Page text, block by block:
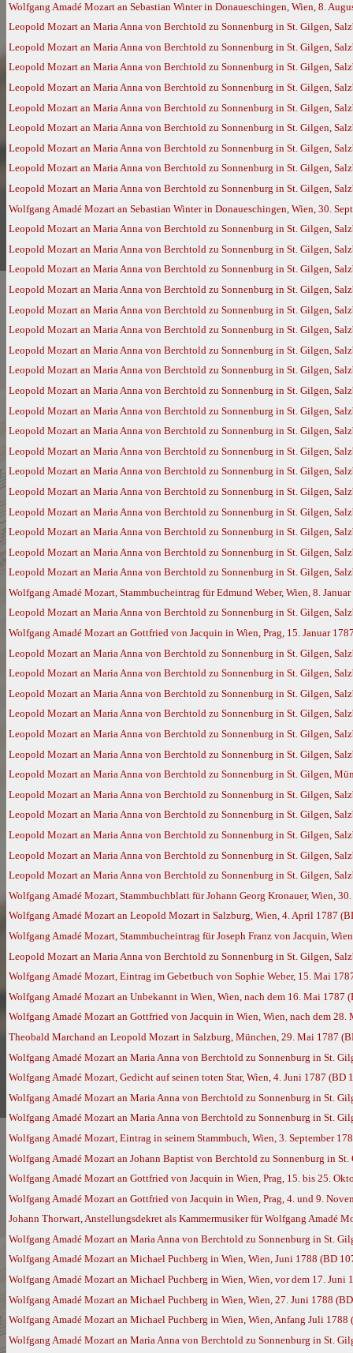
Wolfgang Amadé Mozart an Sebastian Winter in Donaueschingen, Wien, 8.
Leopold Mozart an Maria Anna von Berchtold zu Sonnenburg in St. Gilgen,
Leopold Mozart an Maria Anna von Berchtold zu Sonnenburg in St. Gilgen,
Leopold Mozart an Maria Anna von Berchtold zu Sonnenburg in St. Gilgen,
Leopold Mozart an Maria Anna von Berchtold zu Sonnenburg in St. Gilgen,
Leopold Mozart an Maria Anna von Berchtold zu Sonnenburg in St. Gilgen,
Leopold Mozart an Maria Anna von Berchtold zu Sonnenburg in St. Gilgen,
Leopold Mozart an Maria Anna von Berchtold zu Sonnenburg in St. Gilgen,
Leopold Mozart an Maria Anna von Berchtold zu Sonnenburg in St. Gilgen,
Leopold Mozart an Maria Anna von Berchtold zu Sonnenburg in St. Gilgen,
Wolfgang Amadé Mozart an Sebastian Winter in Donaueschingen, Wien, 30.
Leopold Mozart an Maria Anna von Berchtold zu Sonnenburg in St. Gilgen,
Leopold Mozart an Maria Anna von Berchtold zu Sonnenburg in St. Gilgen,
Leopold Mozart an Maria Anna von Berchtold zu Sonnenburg in St. Gilgen,
Leopold Mozart an Maria Anna von Berchtold zu Sonnenburg in St. Gilgen,
Leopold Mozart an Maria Anna von Berchtold zu Sonnenburg in St. Gilgen,
Leopold Mozart an Maria Anna von Berchtold zu Sonnenburg in St. Gilgen,
Leopold Mozart an Maria Anna von Berchtold zu Sonnenburg in St. Gilgen,
Leopold Mozart an Maria Anna von Berchtold zu Sonnenburg in St. Gilgen,
Leopold Mozart an Maria Anna von Berchtold zu Sonnenburg in St. Gilgen,
Leopold Mozart an Maria Anna von Berchtold zu Sonnenburg in St. Gilgen,
Leopold Mozart an Maria Anna von Berchtold zu Sonnenburg in St. Gilgen,
Leopold Mozart an Maria Anna von Berchtold zu Sonnenburg in St. Gilgen,
Leopold Mozart an Maria Anna von Berchtold zu Sonnenburg in St. Gilgen,
Leopold Mozart an Maria Anna von Berchtold zu Sonnenburg in St. Gilgen,
Leopold Mozart an Maria Anna von Berchtold zu Sonnenburg in St. Gilgen,
Leopold Mozart an Maria Anna von Berchtold zu Sonnenburg in St. Gilgen,
Leopold Mozart an Maria Anna von Berchtold zu Sonnenburg in St. Gilgen,
Leopold Mozart an Maria Anna von Berchtold zu Sonnenburg in St. Gilgen,
Wolfgang Amadé Mozart, Stammbucheintrag für Edmund Weber, Wien, 8.
Leopold Mozart an Maria Anna von Berchtold zu Sonnenburg in St. Gilgen,
Wolfgang Amadé Mozart an Gottfried von Jacquin in Wien, Prag, 15. Januar
Leopold Mozart an Maria Anna von Berchtold zu Sonnenburg in St. Gilgen,
Leopold Mozart an Maria Anna von Berchtold zu Sonnenburg in St. Gilgen,
Leopold Mozart an Maria Anna von Berchtold zu Sonnenburg in St. Gilgen,
Leopold Mozart an Maria Anna von Berchtold zu Sonnenburg in St. Gilgen,
Leopold Mozart an Maria Anna von Berchtold zu Sonnenburg in St. Gilgen,
Leopold Mozart an Maria Anna von Berchtold zu Sonnenburg in St. Gilgen,
Leopold Mozart an Maria Anna von Berchtold zu Sonnenburg in St. Gilgen,
Leopold Mozart an Maria Anna von Berchtold zu Sonnenburg in St. Gilgen,
Leopold Mozart an Maria Anna von Berchtold zu Sonnenburg in St. Gilgen,
Leopold Mozart an Maria Anna von Berchtold zu Sonnenburg in St. Gilgen,
Leopold Mozart an Maria Anna von Berchtold zu Sonnenburg in St. Gilgen,
Leopold Mozart an Maria Anna von Berchtold zu Sonnenburg in St. Gilgen,
Wolfgang Amadé Mozart, Stammbuchblatt für Johann Georg Kronauer, Wien,
Wolfgang Amadé Mozart an Leopold Mozart in Salzburg, Wien, 4. April 1787
Wolfgang Amadé Mozart, Stammbucheintrag für Joseph Franz von Jacquin,
Leopold Mozart an Maria Anna von Berchtold zu Sonnenburg in St. Gilgen,
Wolfgang Amadé Mozart, Eintrag im Gebetbuch von Sophie Weber, 15. Mai
Wolfgang Amadé Mozart an Unbekannt in Wien, Wien, nach dem 16. Mai 1787
Wolfgang Amadé Mozart an Gottfried von Jacquin in Wien, Wien, nach dem 28.
Theobald Marchand an Leopold Mozart in Salzburg, München, 29. Mai 1787
Wolfgang Amadé Mozart an Maria Anna von Berchtold zu Sonnenburg in St.
Wolfgang Amadé Mozart, Gedicht auf seinen toten Star, Wien, 4. Juni 1787 (BD
Wolfgang Amadé Mozart an Maria Anna von Berchtold zu Sonnenburg in St.
Wolfgang Amadé Mozart an Maria Anna von Berchtold zu Sonnenburg in St.
Wolfgang Amadé Mozart, Eintrag in seinem Stammbuch, Wien, 3. September
Wolfgang Amadé Mozart an Johann Baptist von Berchtold zu Sonnenburg in
Wolfgang Amadé Mozart an Gottfried von Jacquin in Wien, Prag, 15. bis 25.
Wolfgang Amadé Mozart an Gottfried von Jacquin in Wien, Prag, 4. und 9.
Johann Thorwart, Anstellungsdekret als Kammermusiker für Wolfgang Amadé
Wolfgang Amadé Mozart an Maria Anna von Berchtold zu Sonnenburg in St.
Wolfgang Amadé Mozart an Michael Puchberg in Wien, Wien, Juni 1788 (BD
Wolfgang Amadé Mozart an Michael Puchberg in Wien, Wien, vor dem 17. Juni
Wolfgang Amadé Mozart an Michael Puchberg in Wien, Wien, 27. Juni 1788
Wolfgang Amadé Mozart an Michael Puchberg in Wien, Wien, Anfang Juli 1788
Wolfgang Amadé Mozart an Maria Anna von Berchtold zu Sonnenburg in St.